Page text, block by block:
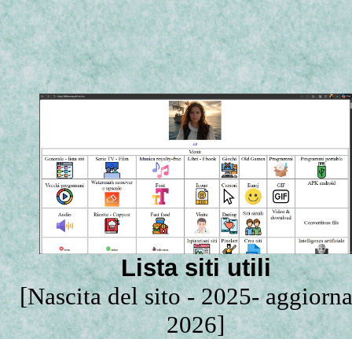
Lista siti utili
[Nascita del sito - 2025-
2026]